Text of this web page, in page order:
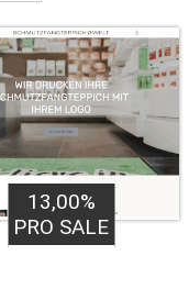
13,00%
PRO SALE